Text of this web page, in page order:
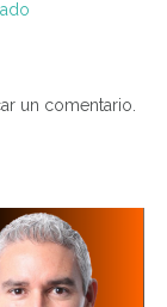
un comentario.